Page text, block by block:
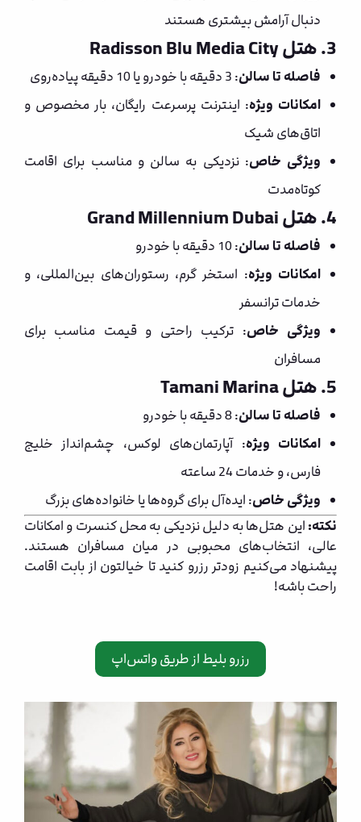
دنبال آرامش بیشتری هستند
3. هتل Radisson Blu Media City
فاصله تا سالن: 3 دقیقه با خودرو یا 10 دقیقه پیاده‌روی
امکانات ویژه: اینترنت پرسرعت رایگان، بار مخصوص و
اتاق‌های شیک
ویژگی خاص: نزدیکی به سالن و مناسب برای اقامت
کوتاه‌مدت
4. هتل Grand Millennium Dubai
فاصله تا سالن: 10 دقیقه با خودرو
امکانات ویژه: استخر گرم، رستوران‌های بین‌المللی، و
خدمات ترانسفر
ویژگی خاص: ترکیب راحتی و قیمت مناسب برای
مسافران
5. هتل Tamani Marina
فاصله تا سالن: 8 دقیقه با خودرو
امکانات ویژه: آپارتمان‌های لوکس، چشم‌انداز خلیج
فارس، و خدمات 24 ساعته
ویژگی خاص: ایده‌آل برای گروه‌ها یا خانواده‌های بزرگ
نکته: این هتل‌ها به دلیل نزدیکی به محل کنسرت و امکانات
عالی، انتخاب‌های محبوبی در میان مسافران هستند.
پیشنهاد می‌کنیم زودتر رزرو کنید تا خیالتون از بابت اقامت
راحت باشه!
رزرو بلیط از طریق واتس‌اپ